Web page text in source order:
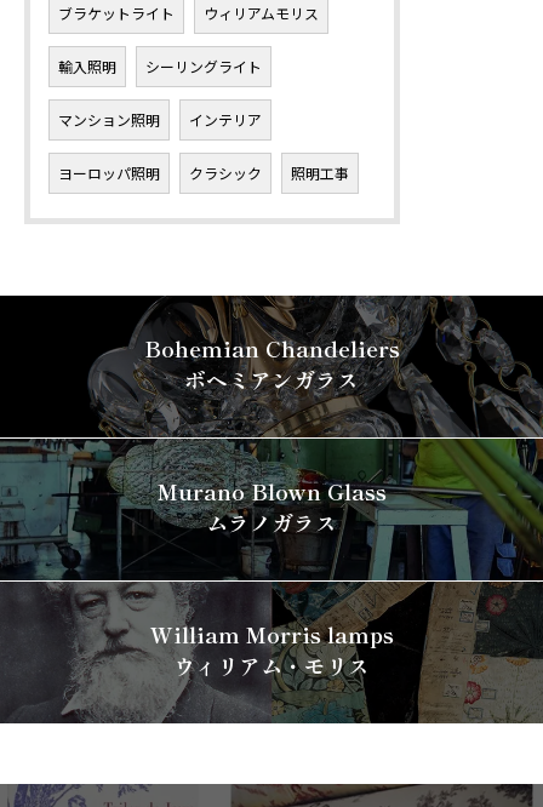
ブラケットライト ウィリアムモリス
輸入照明 シーリングライト
マンション照明 インテリア
ヨーロッパ照明 クラシック 照明工事
Bohemian Chandeliers
ボヘミアンガラス
Murano Blown Glass
ムラノガラス
William Morris lamps
ウィリアム・モリス